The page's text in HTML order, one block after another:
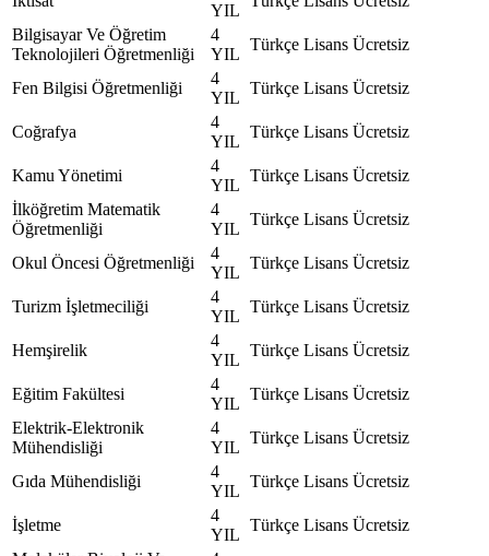
YIL
Bilgisayar Ve Öğretim
Teknolojileri Öğretmenliği
4
YIL
Türkçe Lisans Ücretsiz
Fen Bilgisi Öğretmenliği
4
YIL
Türkçe Lisans Ücretsiz
Coğrafya
4
YIL
Türkçe Lisans Ücretsiz
Kamu Yönetimi
4
YIL
Türkçe Lisans Ücretsiz
İlköğretim Matematik
Öğretmenliği
4
YIL
Türkçe Lisans Ücretsiz
Okul Öncesi Öğretmenliği
4
YIL
Türkçe Lisans Ücretsiz
Turizm İşletmeciliği
4
YIL
Türkçe Lisans Ücretsiz
Hemşirelik
4
YIL
Türkçe Lisans Ücretsiz
Eğitim Fakültesi
4
YIL
Türkçe Lisans Ücretsiz
Elektrik-Elektronik
Mühendisliği
4
YIL
Türkçe Lisans Ücretsiz
Gıda Mühendisliği
4
YIL
Türkçe Lisans Ücretsiz
İşletme
4
YIL
Türkçe Lisans Ücretsiz